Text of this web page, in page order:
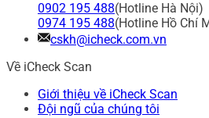
0902 195 488(Hotline Hà Nội)
0974 195 488(Hotline Hồ Chí
cskh@icheck.com.vn
Về iCheck Scan
Giới thiệu về iCheck Scan
Đội ngũ của chúng tôi